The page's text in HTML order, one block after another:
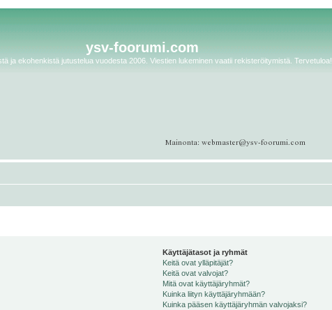
ysv-foorumi.com
ja ekohenkistä jutustelua vuodesta 2006. Viestien lukeminen vaatii rekisteröitymistä. Tervetuloa!
Käyttäjätasot ja ryhmät
Keitä ovat ylläpitäjät?
Keitä ovat valvojat?
Mitä ovat käyttäjäryhmät?
Kuinka liityn käyttäjäryhmään?
Kuinka pääsen käyttäjäryhmän valvojaksi?